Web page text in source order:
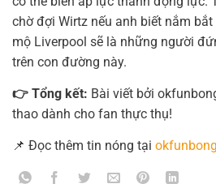
chờ đợi Wirtz nếu anh biết nắm
mộ Liverpool sẽ là những người
trên con đường này.
👉 Tổng kết: Bài viết bởi
thao dành cho fan thực thụ!
📌 Đọc thêm tin nóng tại